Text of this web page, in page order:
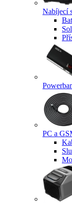
Nabíjecí
PC a